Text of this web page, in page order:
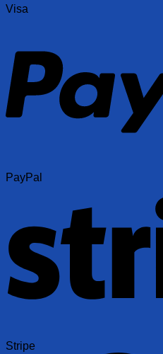
Visa
PayPal
Stripe